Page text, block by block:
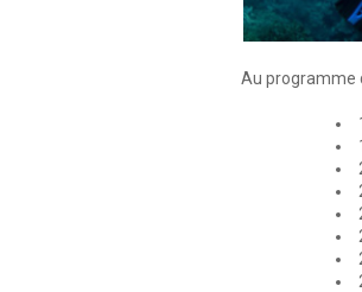
Au programme